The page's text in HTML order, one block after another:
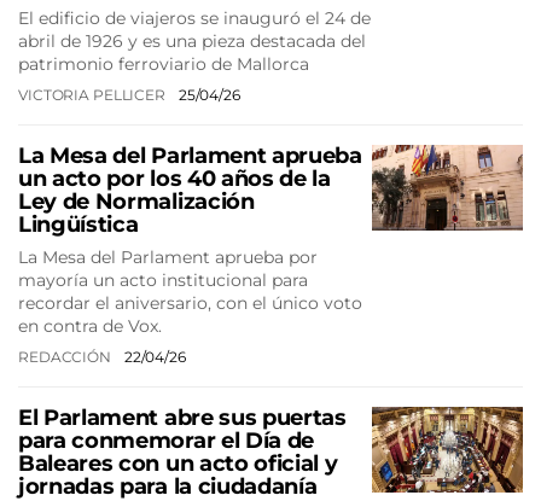
El edificio de viajeros se inauguró el 24 de
abril de 1926 y es una pieza destacada del
patrimonio ferroviario de Mallorca
VICTORIA PELLICER 25/04/26
La Mesa del Parlament aprueba
un acto por los 40 años de la
Ley de Normalización
Lingüística
La Mesa del Parlament aprueba por
mayoría un acto institucional para
recordar el aniversario, con el único voto
en contra de Vox.
REDACCIÓN 22/04/26
El Parlament abre sus puertas
para conmemorar el Día de
Baleares con un acto oficial y
jornadas para la ciudadanía